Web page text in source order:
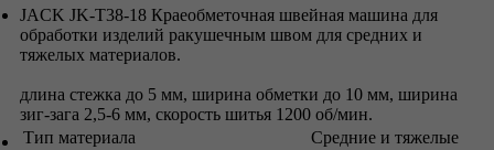
JACK JK-T38-18 Краеобметочная швейная машина для
обработки изделий ракушечным швом для средних и
тяжелых материалов.
длина стежка до 5 мм, ширина обметки до 10 мм, ширина
зиг-зага 2,5-6 мм, скорость шитья 1200 об/мин.
Тип материала
Средние и тяжелые